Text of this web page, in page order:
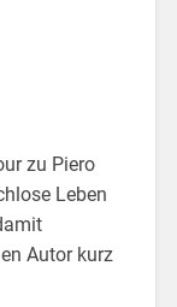
zu Piero
Leben
Autor kurz